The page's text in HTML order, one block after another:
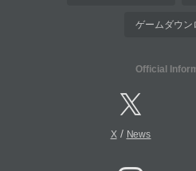
ゲームダウン
Official
X/ News